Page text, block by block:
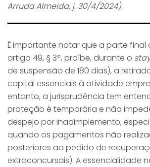
Arruda Almeida, j. 30/4/2024).
É importante notar que a parte final
artigo 49, § 3º, proíbe, durante o
de suspensão de 180 dias), a
capital essenciais à atividade
entanto, a jurisprudência tem
proteção é temporária e não
despejo por inadimplemento,
quando os pagamentos não
posteriores ao pedido de
extraconcursais). A essencialidade